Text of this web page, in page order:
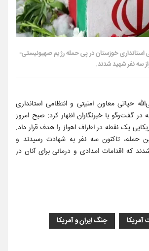
استانداری خوزستان در پی حمله رژیم صهیونیستی-
سه نفر شهید شدند.
حیاتی معاون امنیتی و انتظامی استانداری
در گفت‌وگو با خبرنگاران اظهار کرد: صبح امروز
یک نقطه در اطراف اهواز را هدف قرار داد.
حمله، تاکنون سه نفر به شهادت رسیدند و
که اقدامات امدادی و درمانی برای آنان در
آمریکا
جنگ ایران و آمریکا